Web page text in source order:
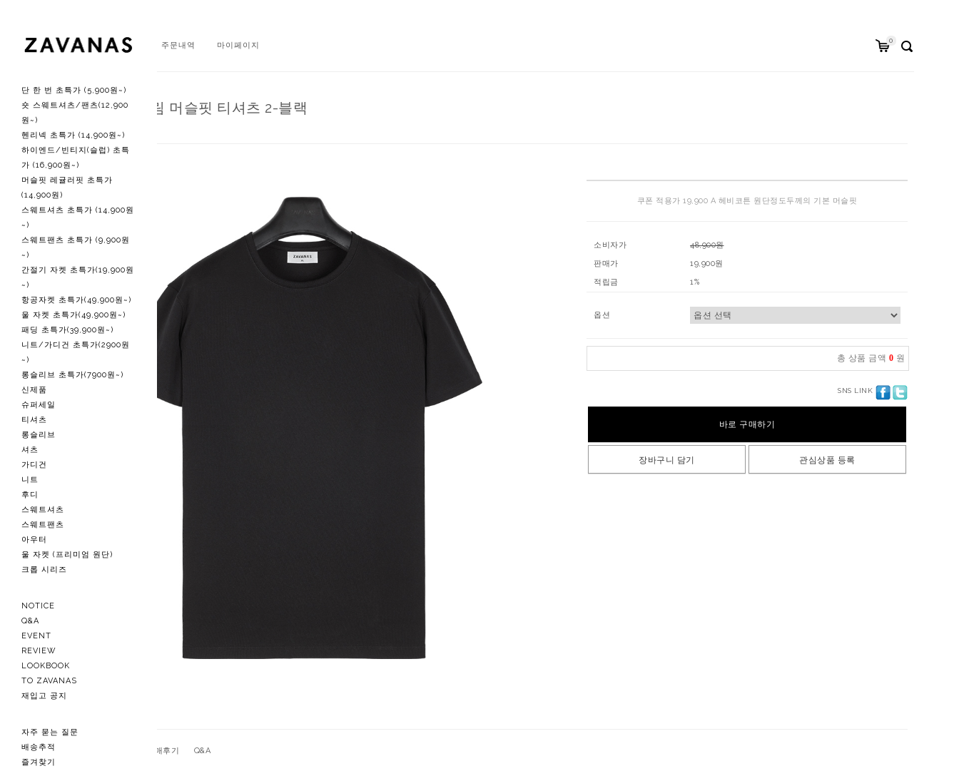
회원가입 로그인 주문내역 마이페이지
0
단 한 번 초특가 (5,900원~)
숏 스웨트셔츠/팬츠(12,900
원~)
헨리넥 초특가 (14,900원~)
하이엔드/빈티지(슬럽) 초특
가 (16,900원~)
머슬핏 레귤러핏 초특가
(14,900원)
스웨트셔츠 초특가 (14,900원
~)
스웨트팬츠 초특가 (9,900원
~)
간절기 자켓 초특가(19,900원
~)
항공자켓 초특가(49,900원~)
울 자켓 초특가(49,900원~)
패딩 초특가(39,900원~)
니트/가디건 초특가(2900원
~)
롱슬리브 초특가(7900원~)
신제품
슈퍼세일
티셔츠
롱슬리브
셔츠
가디건
니트
후디
스웨트셔츠
스웨트팬츠
아우터
울 자켓 (프리미엄 원단)
크롭 시리즈
NOTICE
Q&A
EVENT
REVIEW
LOOKBOOK
TO ZAVANAS
재입고 공지
자주 묻는 질문
배송추적
즐겨찾기
O 헤비 립 슬림 머슬핏 티셔츠 2-블랙
쿠폰 적용가 19,900 A 헤비코튼 원단정도두께의 기본 머슬핏
소비자가
48,900원
판매가
19,900원
적립금
1%
옵션
총 상품 금액 0 원
SNS LINK
바로 구매하기
장바구니 담기 관심상품 등록
관련상품 구매후기 Q&A